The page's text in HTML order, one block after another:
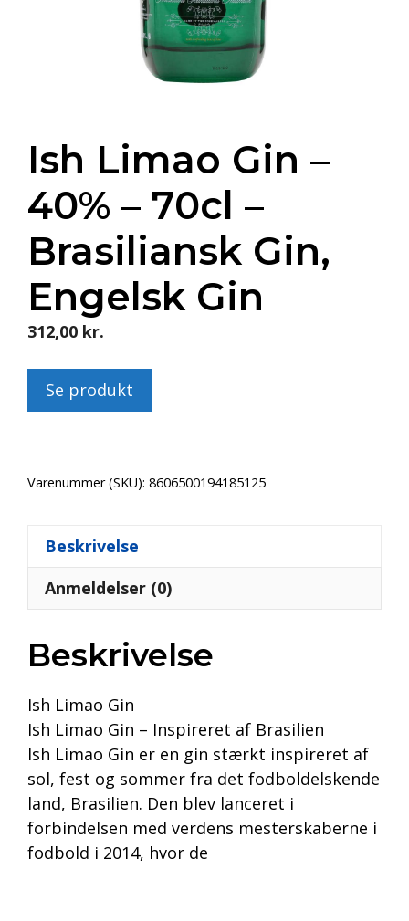
Ish Limao Gin –
40% – 70cl –
Brasiliansk Gin,
Engelsk Gin
312,00 kr.
Se produkt
Varenummer (SKU): 8606500194185125
Beskrivelse
Anmeldelser (0)
Beskrivelse
Ish Limao Gin
Ish Limao Gin – Inspireret af Brasilien
Ish Limao Gin er en gin stærkt inspireret af
sol, fest og sommer fra det fodboldelskende
land, Brasilien. Den blev lanceret i
forbindelsen med verdens mesterskaberne i
fodbold i 2014, hvor de